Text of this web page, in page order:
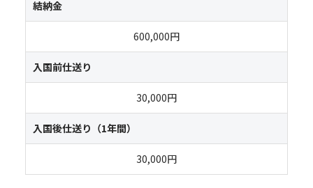
結納金
600,000円
入国前仕送り
30,000円
入国後仕送り（1年間）
30,000円